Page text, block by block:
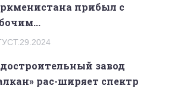
прибыл с
завод
рас-ширяет спектр